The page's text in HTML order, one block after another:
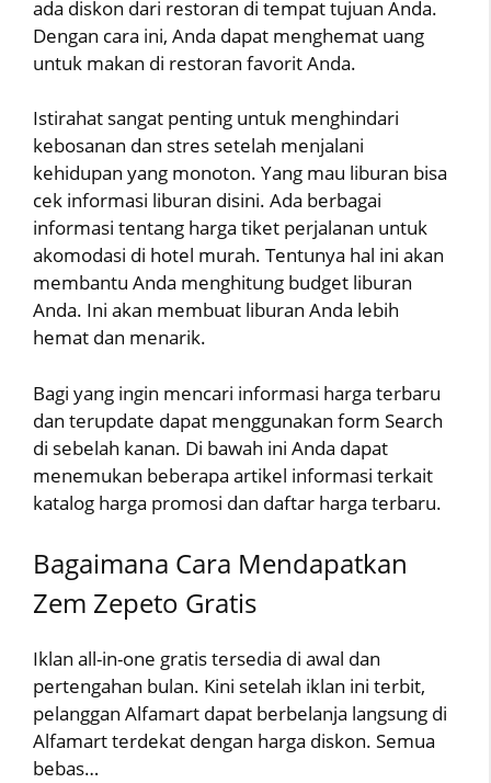
ada diskon dari restoran di tempat tujuan Anda.
Dengan cara ini, Anda dapat menghemat uang
untuk makan di restoran favorit Anda.
Istirahat sangat penting untuk menghindari
kebosanan dan stres setelah menjalani
kehidupan yang monoton. Yang mau liburan bisa
cek informasi liburan disini. Ada berbagai
informasi tentang harga tiket perjalanan untuk
akomodasi di hotel murah. Tentunya hal ini akan
membantu Anda menghitung budget liburan
Anda. Ini akan membuat liburan Anda lebih
hemat dan menarik.
Bagi yang ingin mencari informasi harga terbaru
dan terupdate dapat menggunakan form Search
di sebelah kanan. Di bawah ini Anda dapat
menemukan beberapa artikel informasi terkait
katalog harga promosi dan daftar harga terbaru.
Bagaimana Cara Mendapatkan
Zem Zepeto Gratis
Iklan all-in-one gratis tersedia di awal dan
pertengahan bulan. Kini setelah iklan ini terbit,
pelanggan Alfamart dapat berbelanja langsung di
Alfamart terdekat dengan harga diskon. Semua
bebas…